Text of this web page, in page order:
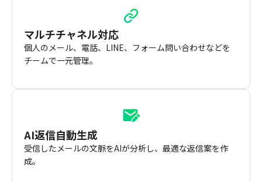
マルチチャネル対応
個人のメール、電話、LINE、フォーム問い合わせなどを
チームで一元管理。
AI返信自動生成
受信したメールの文脈をAIが分析し、最適な返信案を作
成。